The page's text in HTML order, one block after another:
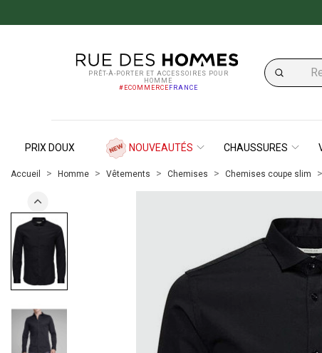
PRÊT-À-PORTER ET ACCESSOIRES POUR
HOMME
#ECOMMERCE FRANCE
PRIX DOUX NOUVEAUTÉS CHAUSSURES
Accueil Homme Vêtements Chemises Chemises coupe slim